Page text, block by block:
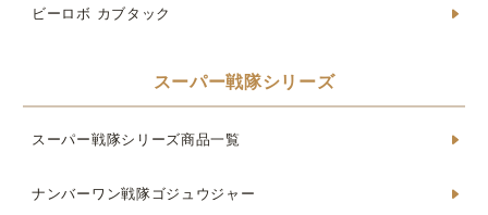
ビーロボ カブタック
スーパー戦隊シリーズ
スーパー戦隊シリーズ商品一覧
ナンバーワン戦隊ゴジュウジャー